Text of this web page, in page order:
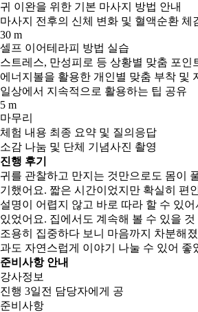
귀 이완을 위한 기본 마사지 방법 안내
마사지 전후의 신체 변화 및 혈액순환 체
30 m
셀프 이어테라피 방법 실습
스트레스, 만성피로 등 상황별 맞춤 포인
에너지볼을 활용한 개인별 맞춤 부착 및
일상에서 지속적으로 활용하는 팁 공유
5 m
마무리
체험 내용 최종 요약 및 질의응답
소감 나눔 및 단체 기념사진 촬영
진행 후기
귀를 관찰하고 만지는 것만으로도 몸이
기했어요. 짧은 시간이었지만 확실히 편
설명이 어렵지 않고 바로 따라 할 수 있
있었어요. 집에서도 계속해 볼 수 있을 것
조용히 집중하다 보니 마음까지 차분해
과도 자연스럽게 이야기 나눌 수 있어 좋
준비사항 안내
강사정보
진행 3일전 담당자에게 공
준비사항